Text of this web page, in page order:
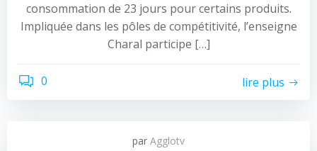
consommation de 23 jours pour certains produits.
Impliquée dans les pôles de compétitivité, l’enseigne
Charal participe […]
0 lire plus
par Agglotv